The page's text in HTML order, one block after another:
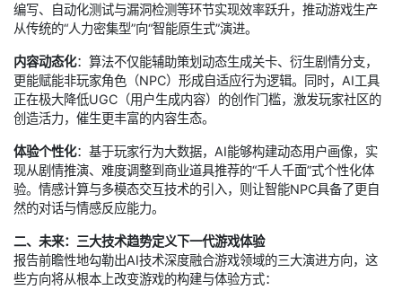
编写、自动化测试与漏洞检测等环节实现效率跃升，推动游戏生产
从传统的“人力密集型”向“智能原生式”演进。
内容动态化：算法不仅能辅助策划动态生成关卡、衍生剧情分支，
更能赋能非玩家角色（NPC）形成自适应行为逻辑。同时，AI工具
正在极大降低UGC（用户生成内容）的创作门槛，激发玩家社区的
创造活力，催生更丰富的内容生态。
体验个性化：基于玩家行为大数据，AI能够构建动态用户画像，实
现从剧情推演、难度调整到商业道具推荐的“千人千面”式个性化体
验。情感计算与多模态交互技术的引入，则让智能NPC具备了更自
然的对话与情感反应能力。
二、未来：三大技术趋势定义下一代游戏体验
报告前瞻性地勾勒出AI技术深度融合游戏领域的三大演进方向，这
些方向将从根本上改变游戏的构建与体验方式：